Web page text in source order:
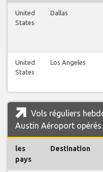
United
States
Dallas
United
States
Los Angeles
Vols réguliers
Austin Aéroport
les
pays
Destination